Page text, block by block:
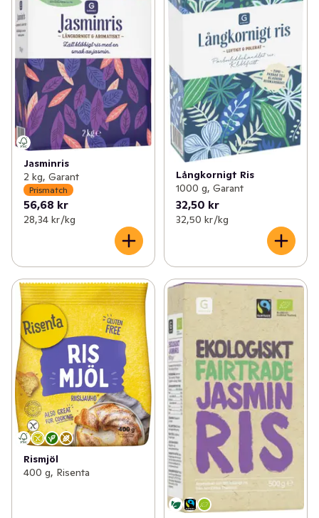
Jasminris
2 kg, Garant
Prismatch
56,68 kr
28,34 kr /kg
Långkornigt Ris
1000 g, Garant
32,50 kr
32,50 kr /kg
Rismjöl
400 g, Risenta